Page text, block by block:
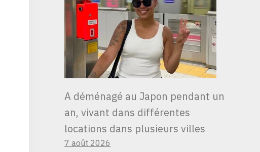
A déménagé au Japon pendant un
an, vivant dans différentes
locations dans plusieurs villes
7 août 2026